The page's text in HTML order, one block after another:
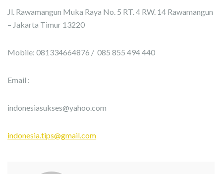
Jl. Rawamangun Muka Raya No. 5 RT. 4 RW. 14 Rawamangun
– Jakarta Timur 13220
Mobile: 081334664876 / 085 855 494 440
Email :
indonesiasukses@yahoo.com
indonesia.tips@gmail.com